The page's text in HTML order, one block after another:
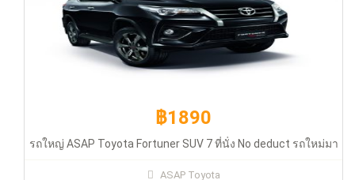
฿1890
รถใหญ่ ASAP Toyota Fortuner SUV 7 ที่นั่ง No deduct รถใหม่มา
ASAP Toyota